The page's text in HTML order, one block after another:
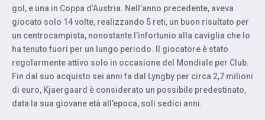
gol, e una in Coppa d’Austria. Nell’anno precedente, aveva
giocato solo 14 volte, realizzando 5 reti, un buon risultato per
un centrocampista, nonostante l’infortunio alla caviglia che lo
ha tenuto fuori per un lungo periodo. Il giocatore è stato
regolarmente attivo solo in occasione del Mondiale per Club.
Fin dal suo acquisto sei anni fa dal Lyngby per circa 2,7 milioni
di euro, Kjaergaard è considerato un possibile predestinato,
data la sua giovane età all’epoca, soli sedici anni.